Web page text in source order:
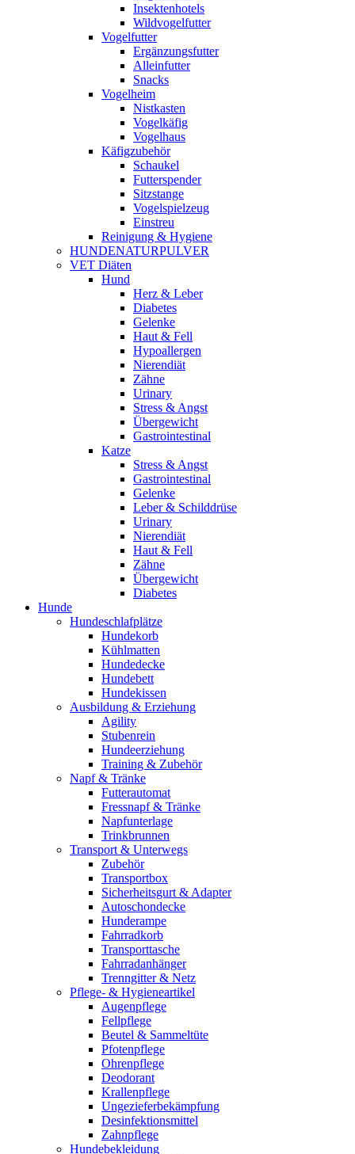
Insektenhotels
Wildvogelfutter
Vogelfutter
Ergänzungsfutter
Alleinfutter
Snacks
Vogelheim
Nistkasten
Vogelkäfig
Vogelhaus
Käfigzubehör
Schaukel
Futterspender
Sitzstange
Vogelspielzeug
Einstreu
Reinigung & Hygiene
HUNDENATURPULVER
VET Diäten
Hund
Herz & Leber
Diabetes
Gelenke
Haut & Fell
Hypoallergen
Nierendiät
Zähne
Urinary
Stress & Angst
Übergewicht
Gastrointestinal
Katze
Stress & Angst
Gastrointestinal
Gelenke
Leber & Schilddrüse
Urinary
Nierendiät
Haut & Fell
Zähne
Übergewicht
Diabetes
Hunde
Hundeschlafplätze
Hundekorb
Kühlmatten
Hundedecke
Hundebett
Hundekissen
Ausbildung & Erziehung
Agility
Stubenrein
Hundeerziehung
Training & Zubehör
Napf & Tränke
Futterautomat
Fressnapf & Tränke
Napfunterlage
Trinkbrunnen
Transport & Unterwegs
Zubehör
Transportbox
Sicherheitsgurt & Adapter
Autoschondecke
Hunderampe
Fahrradkorb
Transporttasche
Fahrradanhänger
Trenngitter & Netz
Pflege- & Hygieneartikel
Augenpflege
Fellpflege
Beutel & Sammeltüte
Pfotenpflege
Ohrenpflege
Deodorant
Krallenpflege
Ungezieferbekämpfung
Desinfektionsmittel
Zahnpflege
Hundebekleidung